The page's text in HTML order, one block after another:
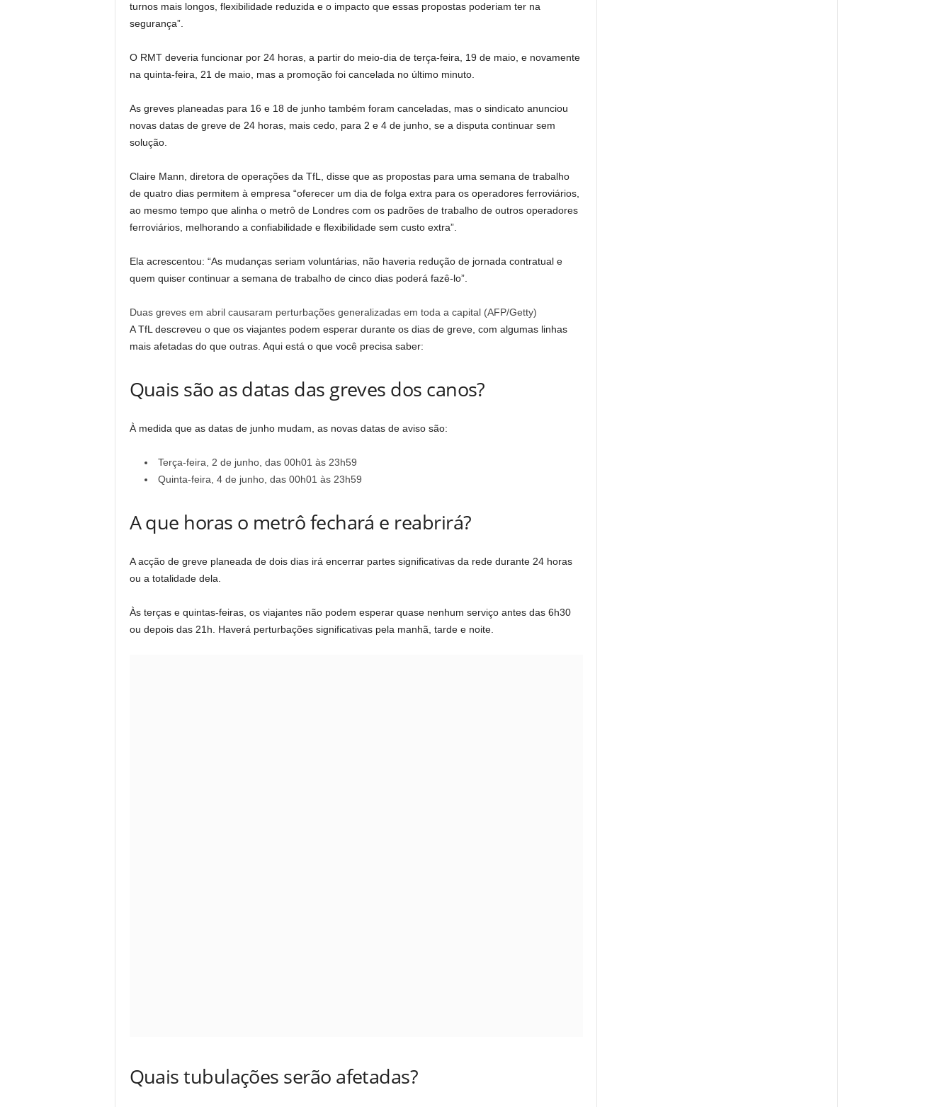
turnos mais longos, flexibilidade reduzida e o impacto que essas propostas poderiam ter na
segurança”.
O RMT deveria funcionar por 24 horas, a partir do meio-dia de terça-feira, 19 de maio, e novamente
na quinta-feira, 21 de maio, mas a promoção foi cancelada no último minuto.
As greves planeadas para 16 e 18 de junho também foram canceladas, mas o sindicato anunciou
novas datas de greve de 24 horas, mais cedo, para 2 e 4 de junho, se a disputa continuar sem
solução.
Claire Mann, diretora de operações da TfL, disse que as propostas para uma semana de trabalho
de quatro dias permitem à empresa “oferecer um dia de folga extra para os operadores ferroviários,
ao mesmo tempo que alinha o metrô de Londres com os padrões de trabalho de outros operadores
ferroviários, melhorando a confiabilidade e flexibilidade sem custo extra”.
Ela acrescentou: “As mudanças seriam voluntárias, não haveria redução de jornada contratual e
quem quiser continuar a semana de trabalho de cinco dias poderá fazê-lo”.
Duas greves em abril causaram perturbações generalizadas em toda a capital (AFP/Getty)
A TfL descreveu o que os viajantes podem esperar durante os dias de greve, com algumas linhas
mais afetadas do que outras. Aqui está o que você precisa saber:
Quais são as datas das greves dos canos?
À medida que as datas de junho mudam, as novas datas de aviso são:
Terça-feira, 2 de junho, das 00h01 às 23h59
Quinta-feira, 4 de junho, das 00h01 às 23h59
A que horas o metrô fechará e reabrirá?
A acção de greve planeada de dois dias irá encerrar partes significativas da rede durante 24 horas
ou a totalidade dela.
Às terças e quintas-feiras, os viajantes não podem esperar quase nenhum serviço antes das 6h30
ou depois das 21h. Haverá perturbações significativas pela manhã, tarde e noite.
Quais tubulações serão afetadas?